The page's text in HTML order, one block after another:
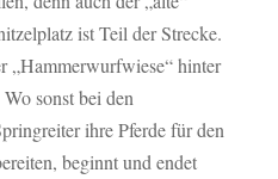
ist Teil der Strecke.
„Hammerwurfwiese“ hinter
sonst bei den
ihre Pferde für den
beginnt und endet